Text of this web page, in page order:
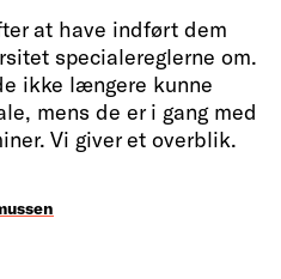
at have indført dem
specialereglerne om.
ikke længere kunne
mens de er i gang med
Vi giver et overblik.